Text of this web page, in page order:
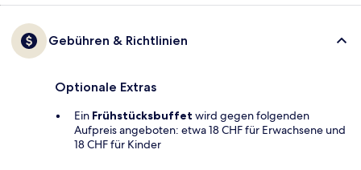
Gebühren & Richtlinien
Optionale Extras
Ein Frühstücksbuffet wird gegen folgenden
Aufpreis angeboten: etwa 18 CHF für Erwachsene und
18 CHF für Kinder